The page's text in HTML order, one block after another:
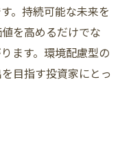
。持続可能な未来を
を高めるだけでな
ます。環境配慮型の
目指す投資家にとっ